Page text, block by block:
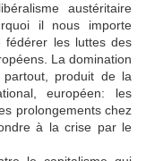
austéritaire
il nous importe
fédérer les luttes des
La domination
produit de la
européen: les
prolongements chez
à la crise par le